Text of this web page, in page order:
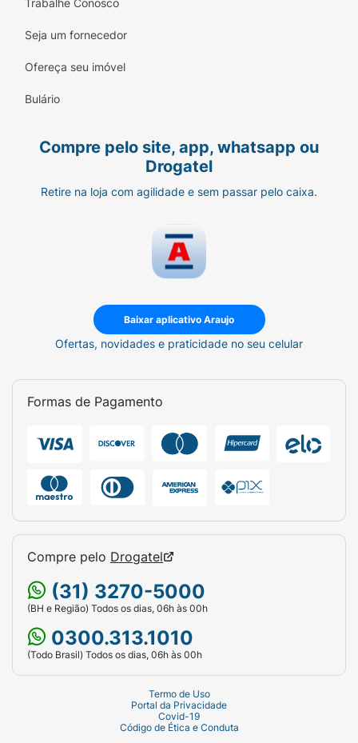
Trabalhe Conosco
Seja um fornecedor
Ofereça seu imóvel
Bulário
Compre pelo site, app, whatsapp ou
Drogatel
Retire na loja com agilidade e sem passar pelo caixa.
Baixar aplicativo Araujo
Ofertas, novidades e praticidade no seu celular
Formas de Pagamento
Compre pelo Drogatel
(31) 3270-5000
(BH e Região) Todos os dias, 06h às 00h
0300.313.1010
(Todo Brasil) Todos os dias, 06h às 00h
Termo de Uso
Portal da Privacidade
Covid-19
Código de Ética e Conduta